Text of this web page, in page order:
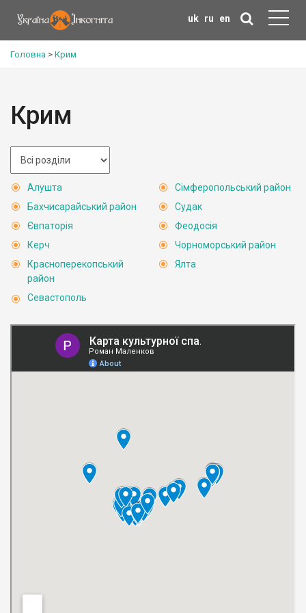
uk ru en
Головна > Крим
Крим
Алушта
Бахчисарайський район
Євпаторія
Керч
Красноперекопський
район
Севастополь
Сімферопольський район
Судак
Феодосія
Чорноморський район
Ялта